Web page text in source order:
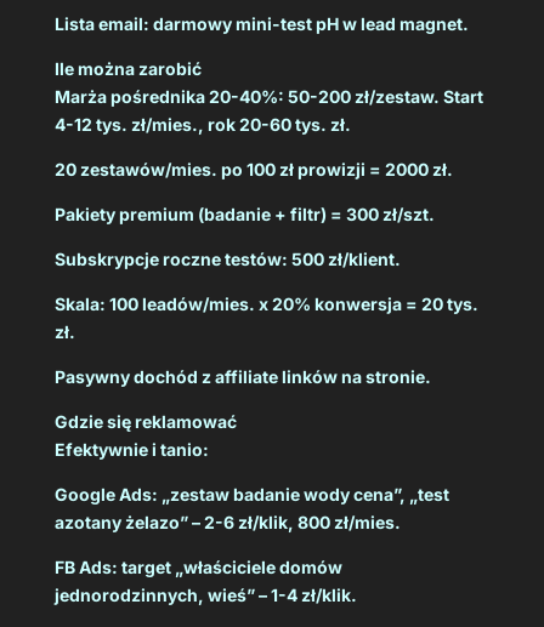
Lista email: darmowy mini-test pH w lead magnet.
Ile można zarobić
Marża pośrednika 20-40%: 50-200 zł/zestaw. Start
4-12 tys. zł/mies., rok 20-60 tys. zł.
20 zestawów/mies. po 100 zł prowizji = 2000 zł.
Pakiety premium (badanie + filtr) = 300 zł/szt.
Subskrypcje roczne testów: 500 zł/klient.
Skala: 100 leadów/mies. x 20% konwersja = 20 tys.
zł.
Pasywny dochód z affiliate linków na stronie.
Gdzie się reklamować
Efektywnie i tanio:
Google Ads: „zestaw badanie wody cena”, „test
azotany żelazo” – 2-6 zł/klik, 800 zł/mies.
FB Ads: target „właściciele domów
jednorodzinnych, wieś” – 1-4 zł/klik.